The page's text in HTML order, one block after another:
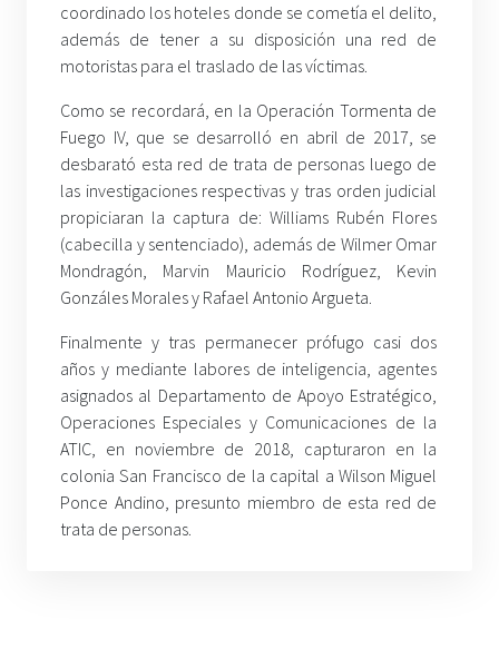
coordinado los hoteles donde se cometía el delito,
además de tener a su disposición una red de
motoristas para el traslado de las víctimas.
Como se recordará, en la Operación Tormenta de
Fuego IV, que se desarrolló en abril de 2017, se
desbarató esta red de trata de personas luego de
las investigaciones respectivas y tras orden judicial
propiciaran la captura de: Williams Rubén Flores
(cabecilla y sentenciado), además de Wilmer Omar
Mondragón, Marvin Mauricio Rodríguez, Kevin
Gonzáles Morales y Rafael Antonio Argueta.
Finalmente y tras permanecer prófugo casi dos
años y mediante labores de inteligencia, agentes
asignados al Departamento de Apoyo Estratégico,
Operaciones Especiales y Comunicaciones de la
ATIC, en noviembre de 2018, capturaron en la
colonia San Francisco de la capital a Wilson Miguel
Ponce Andino, presunto miembro de esta red de
trata de personas.